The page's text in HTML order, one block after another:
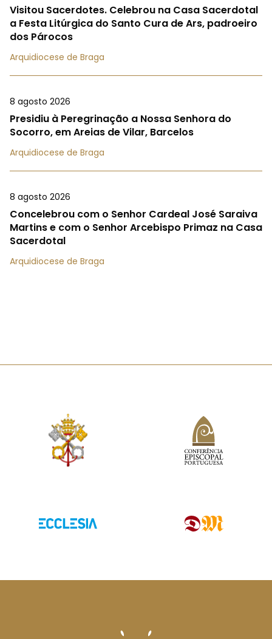
Visitou Sacerdotes. Celebrou na Casa Sacerdotal
a Festa Litúrgica do Santo Cura de Ars, padroeiro
dos Párocos
Arquidiocese de Braga
8 agosto 2026
Presidiu à Peregrinação a Nossa Senhora do
Socorro, em Areias de Vilar, Barcelos
Arquidiocese de Braga
8 agosto 2026
Concelebrou com o Senhor Cardeal José Saraiva
Martins e com o Senhor Arcebispo Primaz na Casa
Sacerdotal
Arquidiocese de Braga